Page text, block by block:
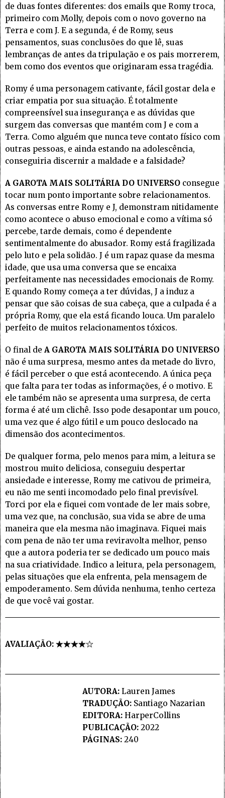
de duas fontes diferentes: dos emails que Romy troca,
primeiro com Molly, depois com o novo governo na
Terra e com J. E a segunda, é de Romy, seus
pensamentos, suas conclusões do que lê, suas
lembranças de antes da tripulação e os pais morrerem,
bem como dos eventos que originaram essa tragédia.
Romy é uma personagem cativante, fácil gostar dela e
criar empatia por sua situação. É totalmente
compreensível sua insegurança e as dúvidas que
surgem das conversas que mantém com J e com a
Terra. Como alguém que nunca teve contato físico com
outras pessoas, e ainda estando na adolescência,
conseguiria discernir a maldade e a falsidade?
A GAROTA MAIS SOLITÁRIA DO UNIVERSO consegue
tocar num ponto importante sobre relacionamentos.
As conversas entre Romy e J, demonstram nitidamente
como acontece o abuso emocional e como a vítima só
percebe, tarde demais, como é dependente
sentimentalmente do abusador. Romy está fragilizada
pelo luto e pela solidão. J é um rapaz quase da mesma
idade, que usa uma conversa que se encaixa
perfeitamente nas necessidades emocionais de Romy.
E quando Romy começa a ter dúvidas, J a induz a
pensar que são coisas de sua cabeça, que a culpada é a
própria Romy, que ela está ficando louca. Um paralelo
perfeito de muitos relacionamentos tóxicos.
O final de A GAROTA MAIS SOLITÁRIA DO UNIVERSO
não é uma surpresa, mesmo antes da metade do livro,
é fácil perceber o que está acontecendo. A única peça
que falta para ter todas as informações, é o motivo. E
ele também não se apresenta uma surpresa, de certa
forma é até um clichê. Isso pode desapontar um pouco,
uma vez que é algo fútil e um pouco deslocado na
dimensão dos acontecimentos.
De qualquer forma, pelo menos para mim, a leitura se
mostrou muito deliciosa, conseguiu despertar
ansiedade e interesse, Romy me cativou de primeira,
eu não me senti incomodado pelo final previsível.
Torci por ela e fiquei com vontade de ler mais sobre,
uma vez que, na conclusão, sua vida se abre de uma
maneira que ela mesma não imaginava. Fiquei mais
com pena de não ter uma reviravolta melhor, penso
que a autora poderia ter se dedicado um pouco mais
na sua criatividade. Indico a leitura, pela personagem,
pelas situações que ela enfrenta, pela mensagem de
empoderamento. Sem dúvida nenhuma, tenho certeza
de que você vai gostar.
AVALIAÇÃO:
AUTORA:Lauren James
TRADUÇÃO:Santiago Nazarian
EDITORA:HarperCollins
PUBLICAÇÃO:2022
PÁGINAS:240